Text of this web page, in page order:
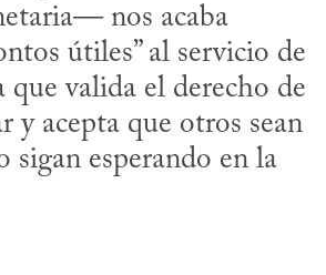
nos acaba
útiles” al servicio de
que valida el derecho de
y acepta que otros sean
sigan esperando en la